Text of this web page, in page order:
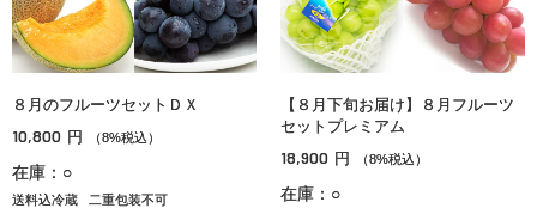
８月のフルーツセットＤＸ
10,800 円 （8%税込）
在庫：○
送料込冷蔵 二重包装不可
【８月下旬お届け】８月フルーツ
セットプレミアム
18,900 円 （8%税込）
在庫：○